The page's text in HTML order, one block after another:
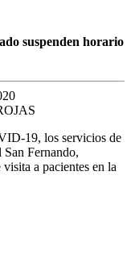
suspenden horario
19, los servicios de
Fernando,
a pacientes en la